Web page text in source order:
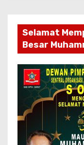
Selamat
Besar